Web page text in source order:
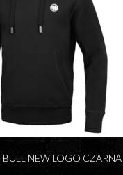
BULL NEW LOGO CZARNA